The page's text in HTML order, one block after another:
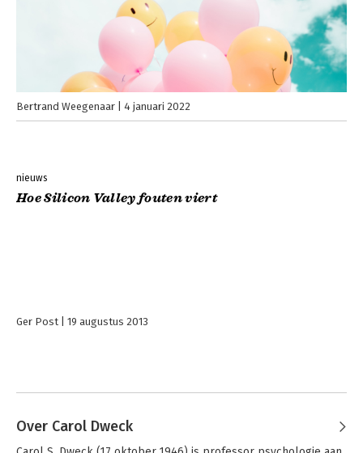
Bertrand Weegenaar 4 januari 2022
nieuws
Hoe Silicon Valley fouten viert
Ger Post 19 augustus 2013
Over Carol Dweck